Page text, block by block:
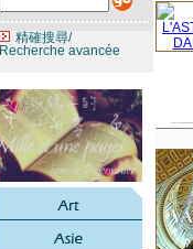
精確搜尋/
Recherche avancée